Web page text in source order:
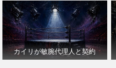
カイリが敏腕代理人と契約